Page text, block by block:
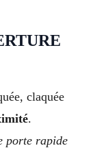
claquée
.
porte rapide